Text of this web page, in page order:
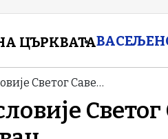
ЦЪРКВАТА
Светог Саве…
Светог